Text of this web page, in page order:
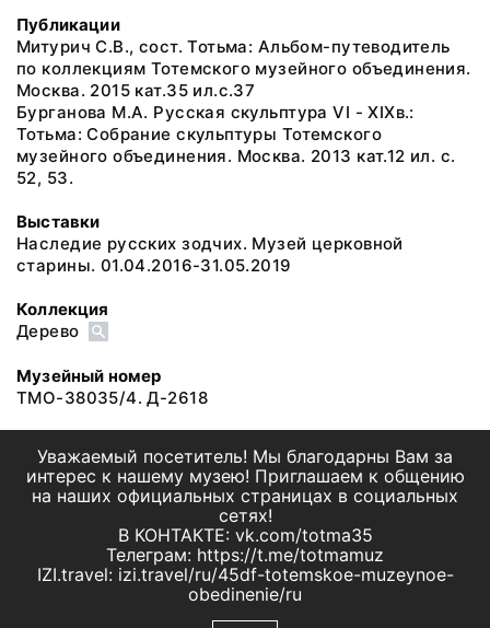
Публикации
Митурич С.В., сост. Тотьма: Альбом-путеводитель
по коллекциям Тотемского музейного объединения.
Москва. 2015 кат.35 ил.с.37
Бурганова М.А. Русская скульптура VI - XIXв.:
Тотьма: Собрание скульптуры Тотемского
музейного объединения. Москва. 2013 кат.12 ил. с.
52, 53.
Выставки
Наследие русских зодчих. Музей церковной
старины. 01.04.2016-31.05.2019
Коллекция
Дерево
Музейный номер
ТМО-38035/4. Д-2618
Уважаемый посетитель! Мы благодарны Вам за
интерес к нашему музею! Приглашаем к общению
на наших официальных страницах в социальных
сетях!
В КОНТАКТЕ: vk.com/totma35
Телеграм: https://t.me/totmamuz
IZI.travel: izi.travel/ru/45df-totemskoe-muzeynoe-
obedinenie/ru